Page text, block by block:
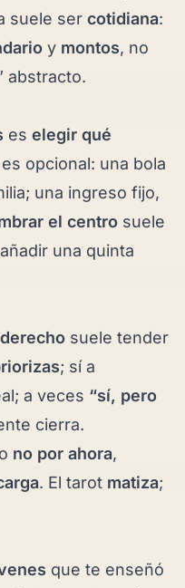
suele ser cotidiana:
y montos, no
abstracto.
es elegir qué
opcional: una bola
una ingreso fijo,
el centro suele
una quinta
suele tender
; sí a
a veces “sí, pero
cierra.
no por ahora,
. El tarot matiza;
que te enseñó